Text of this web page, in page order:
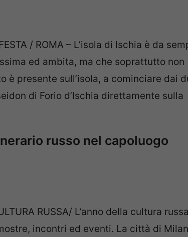
/ ROMA – L’isola di Ischia è da
ed ambita, ma che soprattutto non
è presente sull’isola, a cominciare dai
di Forio d’Ischia direttamente sulla
russo nel capoluogo
RUSSA/ L’anno della cultura
incontri ed eventi. La città di